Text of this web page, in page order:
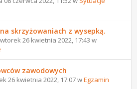
skrzyżowaniach z wysepką.
26 kwietnia 2022, 17:43 w
zawodowych
26 kwietnia 2022, 17:07 wEgzamin